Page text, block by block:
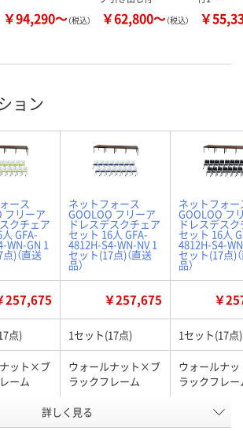
￥94,290～（税込） ￥62,800～（税込） ￥
ョン
ース
フリーア
クチェア
GFA-
WN-GN 1
)（直送
ネットフォース
GOOLOO フリーア
ドレスデスクチェア
セット 16人 GFA-
4812H-S4-WN-NV 1
セット(17点)（直送
品）
ネットフォー
GOOLOO フ
ドレスデス
セット 16人
4812H-S4-
セット(17点)
品）
257,675 ￥257,675 ￥
点) 1セット(17点) 1セット(17点)
ット×ブ
ーム
ウォールナット×ブ
ラックフレーム
ウォールナ
ラックフレー
ネイビー ブラック
詳しく見る